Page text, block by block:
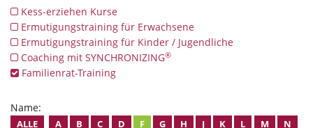
Kess-erziehen Kurse
Ermutigungstraining für Erwachsene
Ermutigungstraining für Kinder / Jugendliche
Coaching mit SYNCHRONIZING®
Familienrat-Training
Name:
ALLE A B C D F G H J K L M
N